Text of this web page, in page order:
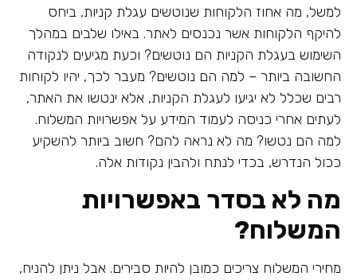
למשל, מה אחוז הלקוחות שנוטשים עגלת קניות, ביחס
להיקף הלקוחות אשר נכנסים לאתר. באילו שלבים במהלך
השימוש בעגלת הקניות הם נוטשים? וכעת מגיעים לנקודה
החשובה ביותר – למה הם נוטשים? מעבר לכך, יהיו לקוחות
רבים שכלל לא יגיעו לעגלת הקניות, אלא ינטשו את האתר,
לעתים אחרי כניסה לעמוד המידע על אפשרויות המשלוח.
למה הם נטשו? מה לא נראה להם? חשוב ביותר להשקיע
ככול הנדרש, בכדי לנתח ולהבין נקודות אלה.
מה לא בסדר באפשרויות
המשלוח?
מחירי המשלוח צריכים כמובן להיות סבירים. אבל ניתן להניח,